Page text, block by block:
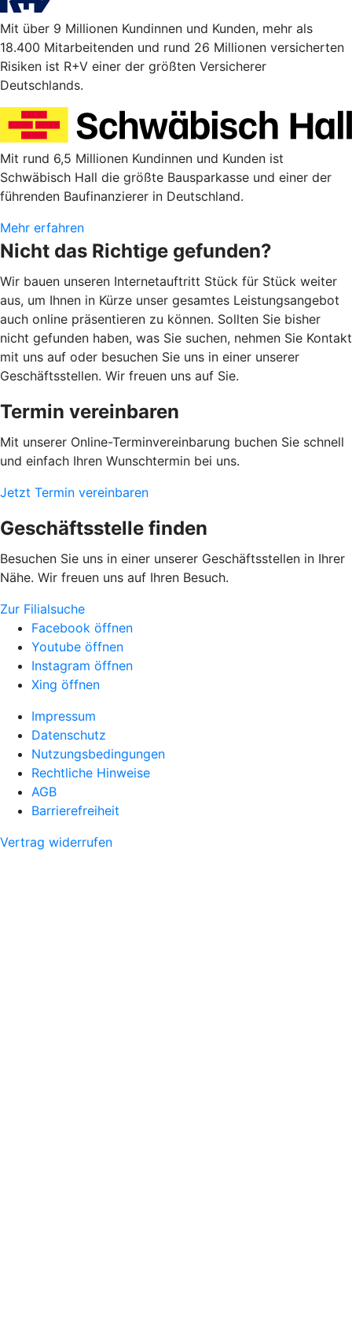
Mit über 9 Millionen Kundinnen und Kunden, mehr als
18.400 Mitarbeitenden und rund 26 Millionen versicherten
Risiken ist R+V einer der größten Versicherer
Deutschlands.
Mit rund 6,5 Millionen Kundinnen und Kunden ist
Schwäbisch Hall die größte Bausparkasse und einer der
führenden Baufinanzierer in Deutschland.
Mehr erfahren
Nicht das Richtige gefunden?
Wir bauen unseren Internetauftritt Stück für Stück weiter
aus, um Ihnen in Kürze unser gesamtes Leistungsangebot
auch online präsentieren zu können. Sollten Sie bisher
nicht gefunden haben, was Sie suchen, nehmen Sie Kontakt
mit uns auf oder besuchen Sie uns in einer unserer
Geschäftsstellen. Wir freuen uns auf Sie.
Termin vereinbaren
Mit unserer Online-Terminvereinbarung buchen Sie schnell
und einfach Ihren Wunschtermin bei uns.
Jetzt Termin vereinbaren
Geschäftsstelle finden
Besuchen Sie uns in einer unserer Geschäftsstellen in Ihrer
Nähe. Wir freuen uns auf Ihren Besuch.
Zur Filialsuche
Facebook öffnen
Youtube öffnen
Instagram öffnen
Xing öffnen
Impressum
Datenschutz
Nutzungsbedingungen
Rechtliche Hinweise
AGB
Barrierefreiheit
Vertrag widerrufen